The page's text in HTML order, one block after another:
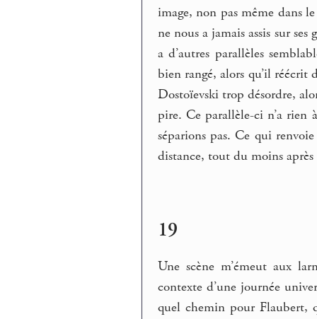
image, non pas même dans
ne nous a jamais assis sur
a d’autres parallèles
bien rangé, alors qu’il réécrit
Dostoïevski trop désordre,
pire. Ce parallèle-ci n’a
séparions pas. Ce qui
distance, tout du moins
19
Une scène m’émeut aux
contexte d’une journée
quel chemin pour Flaubert,